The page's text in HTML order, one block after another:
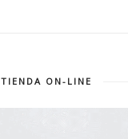
TIENDA ON-LINE